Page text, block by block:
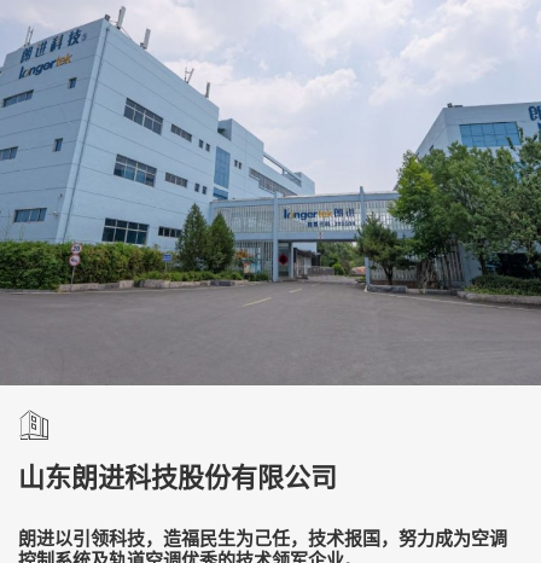
山东朗进科技股份有限公司
朗进以引领科技，造福民生为己任，技术报国，努力成为空调